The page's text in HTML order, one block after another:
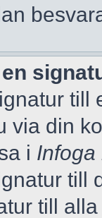
till
via din
i Infoga
till
till